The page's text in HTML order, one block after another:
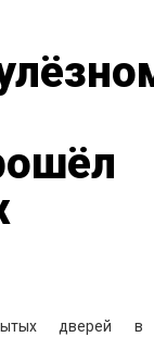
дверей в